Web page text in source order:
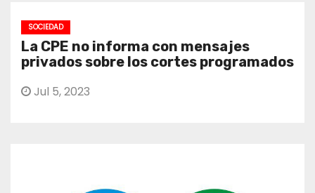
SOCIEDAD
La CPE no informa con mensajes
privados sobre los cortes programados
Jul 5, 2023